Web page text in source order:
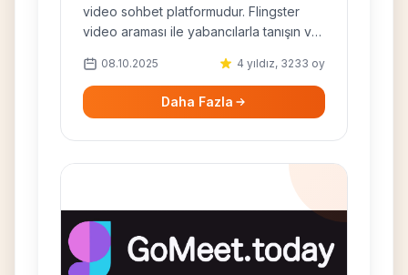
video sohbet platformudur. Flingster
video araması ile yabancılarla tanışın ve
alternatiflerini deneyin!
08.10.2025 4 yıldız, 3233 oy
Daha Fazla